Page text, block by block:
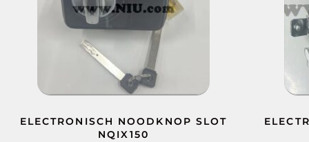
ELECTRONISCH NOODKNOP SLOT
NQIX150